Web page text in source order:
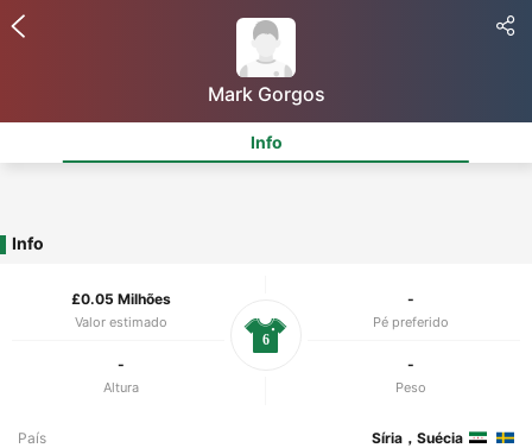
Mark Gorgos
Info
Info
£0.05 Milhões
Valor estimado
-
Pé preferido
-
Altura
-
Peso
6
País Síria，Suécia